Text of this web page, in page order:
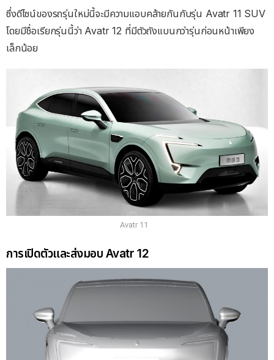
ซึ่งดีไซน์ของรถรุ่นใหม่นี้จะมีความแอบคล้ายกันกับรุ่น Avatr 11 SUV
โดยมีชื่อเรียกรุ่นนี้ว่า Avatr 12 ที่มีตัวถังแบนกว่ารุ่นก่อนหน้าเพียง
เล็กน้อย
Avatr 11
การเปิดตัวและส่งมอบ Avatr 12